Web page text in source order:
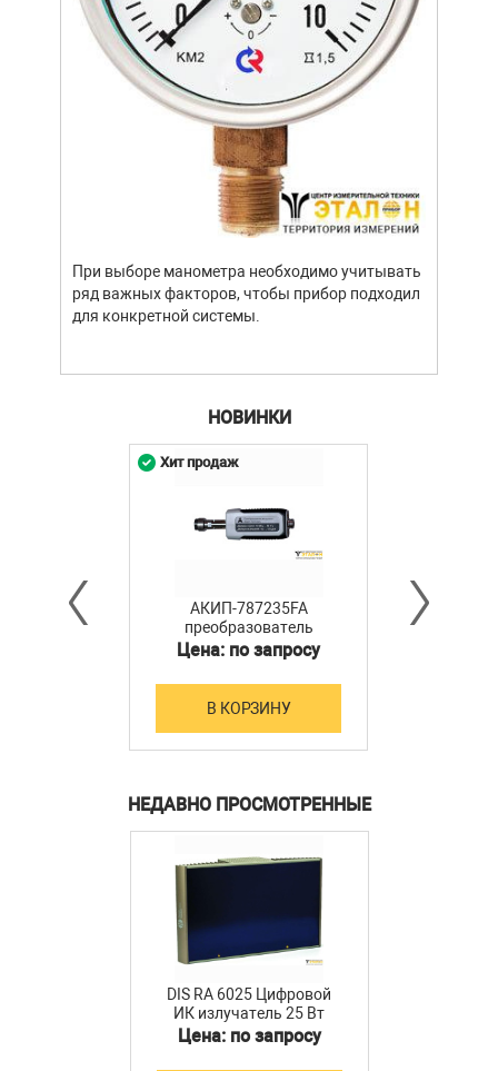
При выборе манометра необходимо учитывать
ряд важных факторов, чтобы прибор подходил
для конкретной системы.
НОВИНКИ
АКИП-787235FA
преобразователь
мощности
Цена: по запросу
В КОРЗИНУ
Хит продаж
НЕДАВНО ПРОСМОТРЕННЫЕ
DIS RA 6025 Цифровой
ИК излучатель 25 Вт
Цена: по запросу